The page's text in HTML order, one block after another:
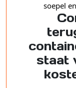
soepel
staat